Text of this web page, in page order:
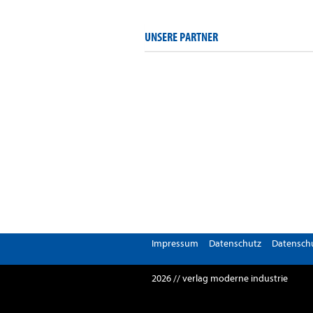
UNSERE PARTNER
Impressum Datenschutz
2026 // verlag moderne industrie